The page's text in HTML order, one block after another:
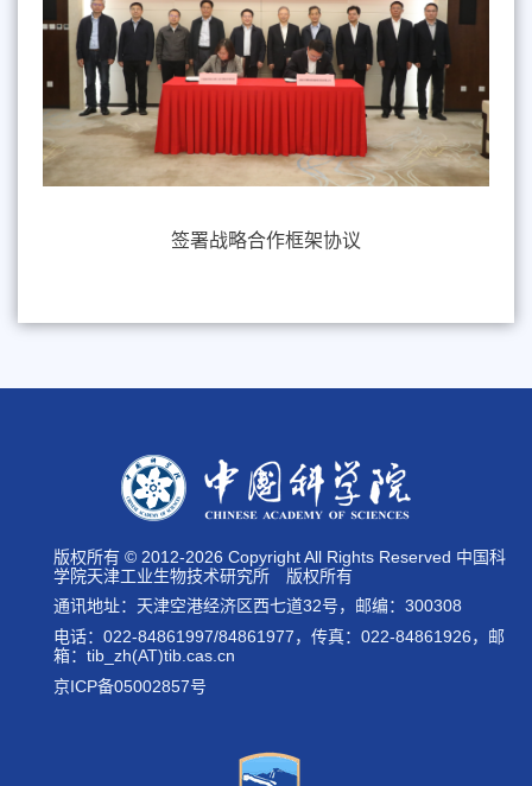
签署战略合作框架协议
版权所有 © 2012-2026 Copyright All Rights Reserved 中国科
学院天津工业生物技术研究所 版权所有
通讯地址：天津空港经济区西七道32号，邮编：300308
电话：022-84861997/84861977，传真：022-84861926，邮
箱：tib_zh(AT)tib.cas.cn
京ICP备05002857号